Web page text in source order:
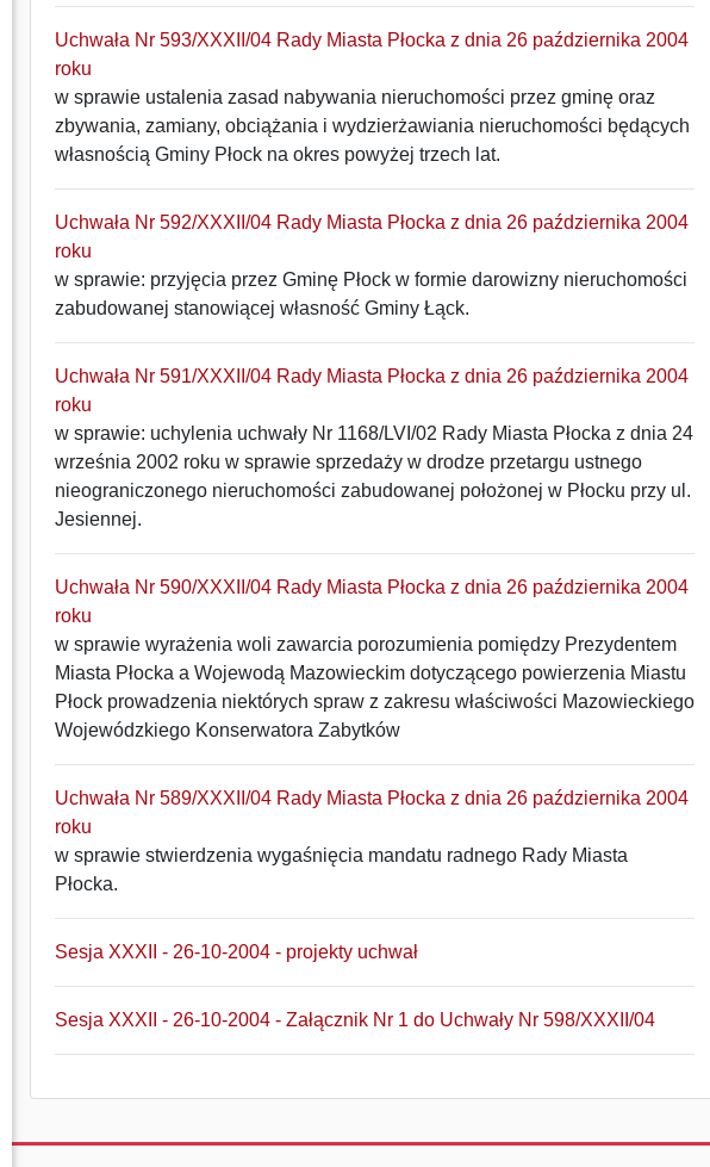
Uchwała Nr 593/XXXII/04 Rady Miasta Płocka z dnia 26 października 2004
roku
w sprawie ustalenia zasad nabywania nieruchomości przez gminę oraz
zbywania, zamiany, obciążania i wydzierżawiania nieruchomości będących
własnością Gminy Płock na okres powyżej trzech lat.
Uchwała Nr 592/XXXII/04 Rady Miasta Płocka z dnia 26 października 2004
roku
w sprawie: przyjęcia przez Gminę Płock w formie darowizny nieruchomości
zabudowanej stanowiącej własność Gminy Łąck.
Uchwała Nr 591/XXXII/04 Rady Miasta Płocka z dnia 26 października 2004
roku
w sprawie: uchylenia uchwały Nr 1168/LVI/02 Rady Miasta Płocka z dnia 24
września 2002 roku w sprawie sprzedaży w drodze przetargu ustnego
nieograniczonego nieruchomości zabudowanej położonej w Płocku przy ul.
Jesiennej.
Uchwała Nr 590/XXXII/04 Rady Miasta Płocka z dnia 26 października 2004
roku
w sprawie wyrażenia woli zawarcia porozumienia pomiędzy Prezydentem
Miasta Płocka a Wojewodą Mazowieckim dotyczącego powierzenia Miastu
Płock prowadzenia niektórych spraw z zakresu właściwości Mazowieckiego
Wojewódzkiego Konserwatora Zabytków
Uchwała Nr 589/XXXII/04 Rady Miasta Płocka z dnia 26 października 2004
roku
w sprawie stwierdzenia wygaśnięcia mandatu radnego Rady Miasta
Płocka.
Sesja XXXII - 26-10-2004 - projekty uchwał
Sesja XXXII - 26-10-2004 - Załącznik Nr 1 do Uchwały Nr 598/XXXII/04